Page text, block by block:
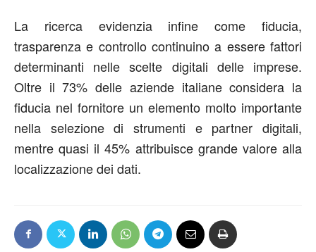
La ricerca evidenzia infine come fiducia,
trasparenza e controllo continuino a essere fattori
determinanti nelle scelte digitali delle imprese.
Oltre il 73% delle aziende italiane considera la
fiducia nel fornitore un elemento molto importante
nella selezione di strumenti e partner digitali,
mentre quasi il 45% attribuisce grande valore alla
localizzazione dei dati.